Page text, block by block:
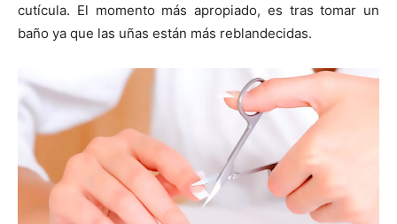
cutícula. El momento más apropiado, es tras tomar un
baño ya que las uñas están más reblandecidas.